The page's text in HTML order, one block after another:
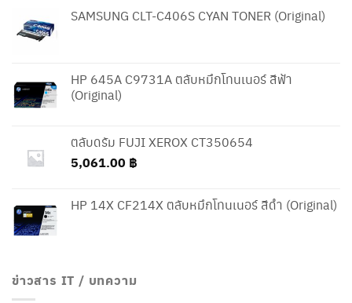
SAMSUNG CLT-C406S CYAN TONER (Original)
HP 645A C9731A ตลับหมึกโทนเนอร์ สีฟ้า
(Original)
ตลับดรัม FUJI XEROX CT350654
5,061.00 ฿
HP 14X CF214X ตลับหมึกโทนเนอร์ สีดำ (Original)
ข่าวสาร IT / บทความ